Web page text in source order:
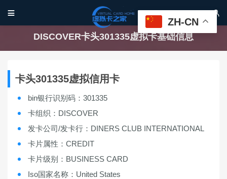
 
DISCOVER卡头301335虚拟卡基础信息
卡头301335虚拟信用卡
bin银行识别码：301335
卡组织：DISCOVER
发卡公司/发卡行：DINERS CLUB INTERNATIONAL
卡片属性：CREDIT
卡片级别：BUSINESS CARD
Iso国家名称：United States
ZH-CN